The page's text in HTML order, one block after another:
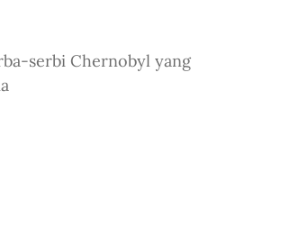
serbi Chernobyl yang